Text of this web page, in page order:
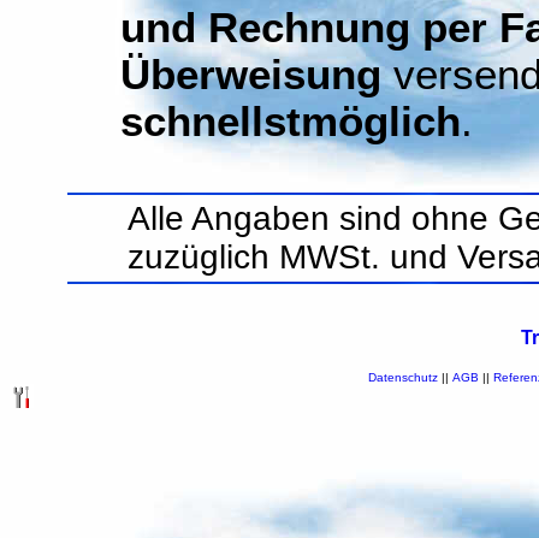
und Rechnung per
Überweisung
schnellstmöglich.
Alle Angaben sind ohne
zuzüglich MWSt. und
Datenschutz|| AGB ||